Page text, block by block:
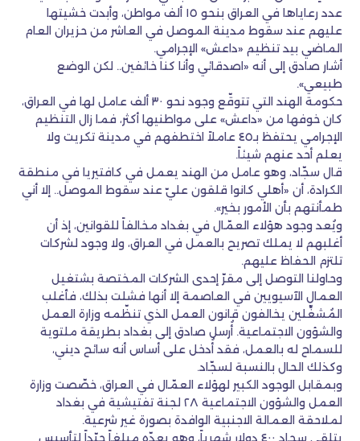
عدد رعاياها في العراق بنحو ١٥ ألف مواطن، وأبدت خشيتها
عليهم عند سقوط مدينة الموصل في العاشر من حزيران العام
الماضي بيد تنظيم «داعش» الإجرامي.
أشار صادق إلى أنه «اصدقائي وأنا كنا خائفين.. لكن الوضع
طبيعي».
حكومة الهند التي تتوقّع وجود نحو ٣٠ ألف عامل لها في العراق،
كان خوفها من «داعش» على مواطنيها أكثر، فما زال التنظيم
الإجرامي يحتفظ بـ٤٥ عاملاً اختطفهم في مدينة تكريت ولا
يعلم أحد عنهم شيئاً.
قال سجّاد، وهو عامل من الهند يعمل في كافتيريا في منطقة
الكرادة، أن «أهلي كانوا قلقون عليّ عند سقوط الموصل.. إلا أني
طمأنتهم بأن الأمور بخير».
ويُعد وجود هؤلاء العمّال في بغداد مخالفاً للقوانين، إذ أن
أغلبهم لا يملك تصريح بالعمل في العراق، ولا وجود لشركات
تلتزم الحفاظ عليهم.
وحاولنا التوصل إلى مقرّ إحدى الشركات المختصة بشتغيل
العمال الآسيويين في العاصمة إلا أنها فشلت بذلك، فأغلب
المُشغِّلين يخالفون قانون العمل الذي تنظّمه وزارة العمل
والشؤون الاجتماعية. أُرسل صادق إلى بغداد بطريقة ملتوية
للسماح له بالعمل، فقد أُدخل على أساس أنه سائح ديني،
وكذلك الحال بالنسبة لسجّاد.
وبمقابل الوجود الكبير لهؤلاء العمّال في العراق، خصّصت وزارة
العمل والشؤون الاجتماعية ٢٨ لجنة تفتيشية في بغداد
لملاحقة العمالة الاجنبية الوافدة بصورة غير شرعية.
يتلقى سجاد ٤٠٠ دولار شهرياً، وهو يعدّه مبلغاً جيّداً لتأسيس